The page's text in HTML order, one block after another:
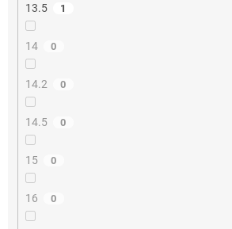
13.5 1
14 0
14.2 0
14.5 0
15 0
16 0